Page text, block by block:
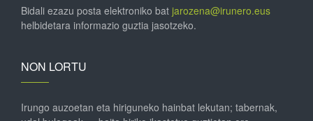
Bidali ezazu posta elektroniko bat jarozena@irunero.eus
helbidetara informazio guztia jasotzeko.
NON LORTU
Irungo auzoetan eta hiriguneko hainbat lekutan; tabernak,